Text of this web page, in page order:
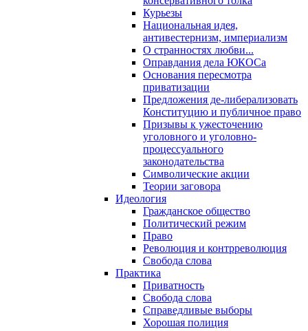
Курьезы
Национальная идея,
антивестернизм, империализм
О странностях любви...
Оправдания дела ЮКОСа
Основания пересмотра
приватизации
Предложения де-либерализовать
Конституцию и публичное право
Призывы к ужесточению
уголовного и уголовно-
процессуального
законодательства
Символические акции
Теории заговора
Идеология
Гражданское общество
Политический режим
Право
Революция и контрреволюция
Свобода слова
Практика
Приватность
Свобода слова
Справедливые выборы
Хорошая полиция